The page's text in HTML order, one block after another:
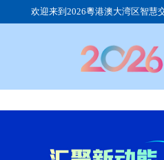
欢迎来到2026粵港澳大湾区智慧